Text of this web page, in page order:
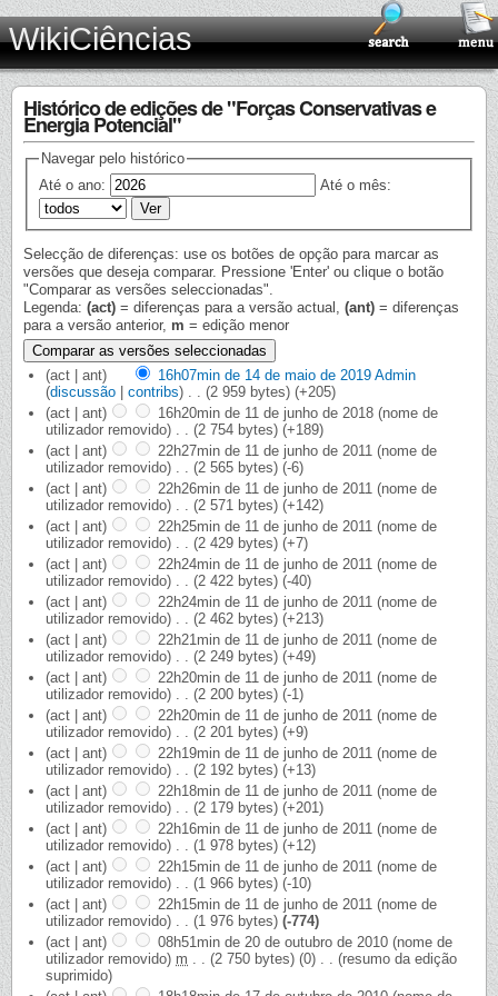
WikiCiências
Histórico de edições de "Forças Conservativas e
Energia Potencial"
Navegar pelo histórico
Até o ano:
Até o mês:
Selecção de diferenças: use os botões de opção para marcar as
versões que deseja comparar. Pressione 'Enter' ou clique o botão
"Comparar as versões seleccionadas".
Legenda: (act) = diferenças para a versão actual, (ant) = diferenças
para a versão anterior, m = edição menor
(act | ant) 16h07min de 14 de maio de 2019 Admin
(discussão | contribs) (2 959 bytes) (+205)
(act | ant)
16h20min de 11 de junho de 2018 (nome de
utilizador removido)
(2 754 bytes) (+189)
(act | ant)
22h27min de 11 de junho de 2011 (nome de
utilizador removido)
(2 565 bytes) (-6)
(act | ant)
22h26min de 11 de junho de 2011 (nome de
utilizador removido)
(2 571 bytes) (+142)
(act | ant)
22h25min de 11 de junho de 2011 (nome de
utilizador removido)
(2 429 bytes) (+7)
(act | ant)
22h24min de 11 de junho de 2011 (nome de
utilizador removido)
(2 422 bytes) (-40)
(act | ant)
22h24min de 11 de junho de 2011 (nome de
utilizador removido)
(2 462 bytes) (+213)
(act | ant)
22h21min de 11 de junho de 2011 (nome de
utilizador removido)
(2 249 bytes) (+49)
(act | ant)
22h20min de 11 de junho de 2011 (nome de
utilizador removido)
(2 200 bytes) (-1)
(act | ant)
22h20min de 11 de junho de 2011 (nome de
utilizador removido)
(2 201 bytes) (+9)
(act | ant)
22h19min de 11 de junho de 2011 (nome de
utilizador removido)
(2 192 bytes) (+13)
(act | ant)
22h18min de 11 de junho de 2011 (nome de
utilizador removido)
(2 179 bytes) (+201)
(act | ant)
22h16min de 11 de junho de 2011 (nome de
utilizador removido)
(1 978 bytes) (+12)
(act | ant)
22h15min de 11 de junho de 2011 (nome de
utilizador removido)
(1 966 bytes) (-10)
(act | ant)
22h15min de 11 de junho de 2011 (nome de
utilizador removido)
(1 976 bytes) (-774)
(act | ant)
08h51min de 20 de outubro de 2010 (nome de
utilizador removido) m (2 750 bytes) (0)
(resumo da edição
suprimido)